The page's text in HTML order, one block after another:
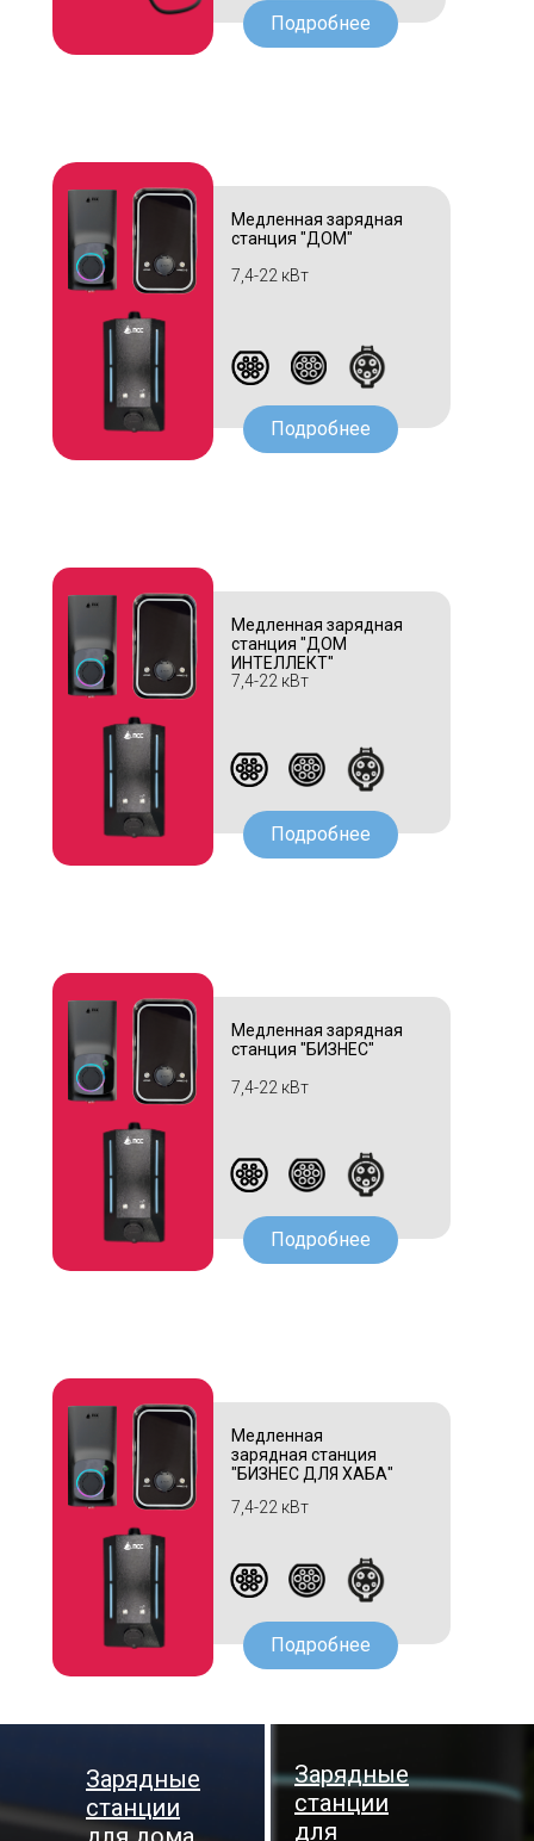
Подробнее
Подробнее
7,4-22 кВт
Медленная зарядная
станция "ДОМ"
Медленная зарядная
станция "ДОМ
ИНТЕЛЛЕКТ"
7,4-22 кВт
Подробнее
Подробнее
7,4-22 кВт
Медленная зарядная
станция "БИЗНЕС"
Подробнее
Медленная
зарядная станция
"БИЗНЕС ДЛЯ ХАБА"
7,4-22 кВт
Зарядные
станции
Зарядные
станции
для